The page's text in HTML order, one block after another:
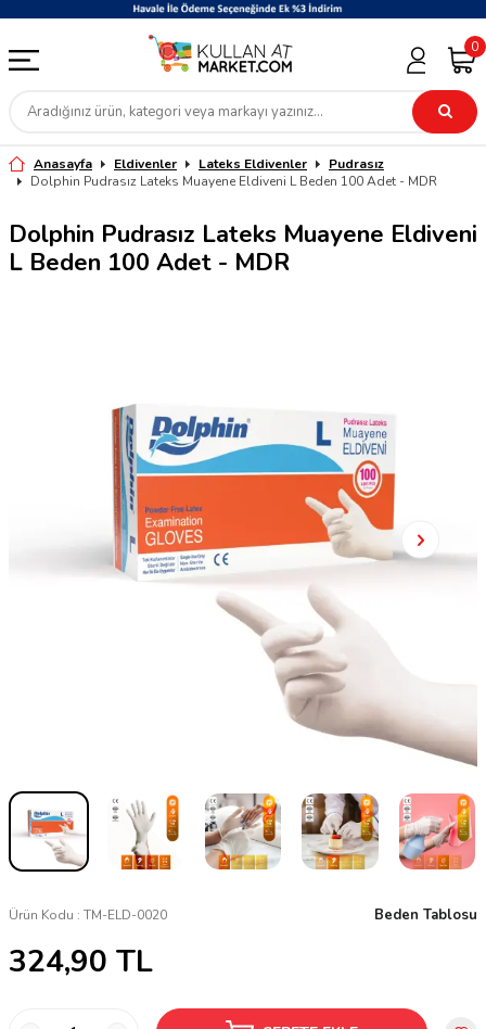
0
Anasayfa Eldivenler Lateks Eldivenler
Pudrasız
Dolphin Pudrasız Lateks Muayene Eldiveni L Beden 100 Adet - MDR
Dolphin Pudrasız Lateks Muayene Eldiveni
L Beden 100 Adet - MDR
Ürün Kodu : TM-ELD-0020 Beden Tablosu
324,90 TL